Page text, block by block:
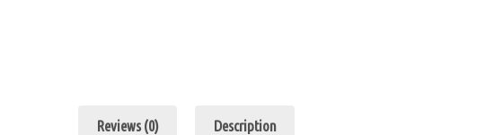
Description
Reviews (0)